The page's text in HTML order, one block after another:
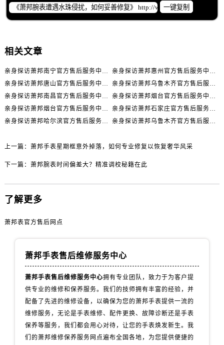
山西省大同市平城区迎宾街萧邦售后服务中心（需提前预约）
山西省晋城市城区黄华街萧邦售后服务中心（需提前预约）
山西省运城市盐湖区河东街萧邦售后服务中心（需提前预约）
一键复制
相关文章
亲身探访萧邦南宁官方售后服务中心｜网点地址与电话（2026年7月最新）
亲身探访萧邦惠州官方售后服务中心｜网点地址及热线（2026年7月最新）
亲身探访萧邦唐山官方售后服务中心｜全新地址及服务热线（2026年7月最新）
亲身探访萧邦乌鲁木齐官方售后服务中心｜网点地址与服务热线（2026年7月最新）
亲身探访萧邦南昌官方售后服务中心｜详细地址及客服热线（2026年7月最新）
亲身探访萧邦烟台官方售后服务中心｜全新官方服务电话与地址（2026年7月最新）
亲身探访萧邦烟台官方售后服务中心｜全部地址与客服热线（2026年7月最新）
亲身探访萧邦石家庄官方售后服务中心｜服务热线及办公地址（2026年7月最新）
亲身探访萧邦哈尔滨官方售后服务中心｜全新地址及服务热线（2026年7月最新）
亲身探访萧邦乌鲁木齐官方售后服务中心｜服务热线及办公地址（2026年7月最新）
上一篇： 萧邦手表星期框意外掉落，如何专业修复以恢复奢华风采
下一篇： 萧邦腕表时间偏差大？精准调校秘籍在此
了解更多
萧邦表官方售后网点
萧邦手表售后维修服务中心
萧邦手表售后维修服务中心拥有专业团队，致力于为客户提
供专业的维修和保养服务。我们的技师拥有丰富的经验，并
配备了先进的维修设备，以确保为您的萧邦手表提供一流的
维修服务，无论是手表维修、配件更换、故障诊断还是手表
保养等服务，我们都会用心对待，让您的手表焕发新生。我
们的萧邦维修保养服务网点遍布全国各地，为您提供便捷的